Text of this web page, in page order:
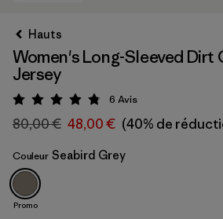
Seabird Grey
Hauts
Women's Long-Sleeved Dirt
Jersey
Évaluation: 4.8 / 5
6 Avis
80,00 € 48,00 € (40% de
Couleur Seabird Grey
Promo